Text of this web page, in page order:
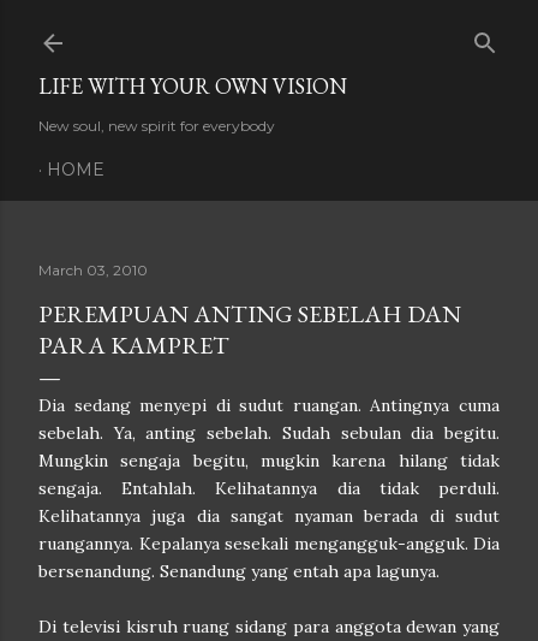
LIFE WITH YOUR OWN VISION
New soul, new spirit for everybody
HOME
March 03, 2010
PEREMPUAN ANTING SEBELAH DAN
PARA KAMPRET
Dia sedang menyepi di sudut ruangan. Antingnya cuma
sebelah. Ya, anting sebelah. Sudah sebulan dia begitu.
Mungkin sengaja begitu, mugkin karena hilang tidak
sengaja. Entahlah. Kelihatannya dia tidak perduli.
Kelihatannya juga dia sangat nyaman berada di sudut
ruangannya. Kepalanya sesekali mengangguk-angguk. Dia
bersenandung. Senandung yang entah apa lagunya.
Di televisi kisruh ruang sidang para anggota dewan yang